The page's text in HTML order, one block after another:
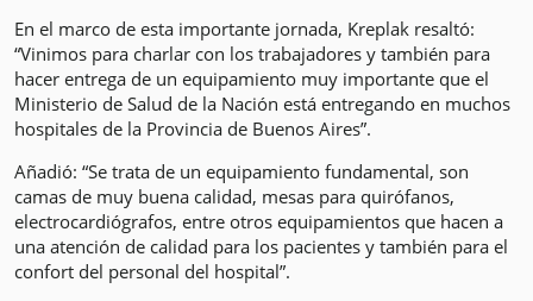
En el marco de esta importante jornada, Kreplak resaltó:
“Vinimos para charlar con los trabajadores y también para
hacer entrega de un equipamiento muy importante que el
Ministerio de Salud de la Nación está entregando en muchos
hospitales de la Provincia de Buenos Aires”.
Añadió: “Se trata de un equipamiento fundamental, son
camas de muy buena calidad, mesas para quirófanos,
electrocardiógrafos, entre otros equipamientos que hacen a
una atención de calidad para los pacientes y también para el
confort del personal del hospital”.